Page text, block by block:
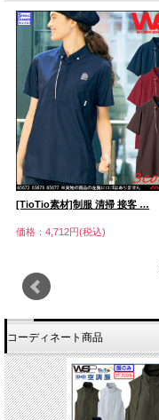
[TioTio素材]制服 清掃 接客 …
価格：4,712円(税込)
コーディネート商品